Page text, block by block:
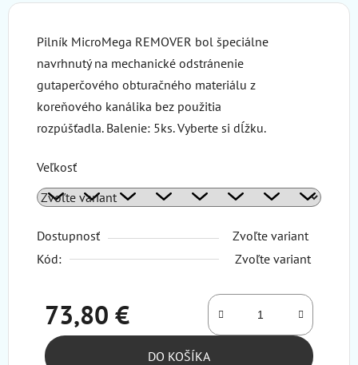
Pilník MicroMega REMOVER bol špeciálne
navrhnutý na mechanické odstránenie
gutaperčového obturačného materiálu z
koreňového kanálika bez použitia
rozpúšťadla. Balenie: 5ks. Vyberte si dĺžku.
Veľkosť
Dostupnosť
Zvoľte variant
Kód:
Zvoľte variant
73,80 €
Jednotková cena:
DO KOŠÍKA